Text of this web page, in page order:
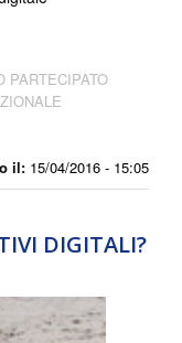
il: 15/04/2016 - 15:05
PARTECIPATO
DIGITALI?